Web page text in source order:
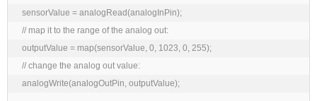
sensorValue = analogRead(analogInPin);
// map it to the range of the analog out:
outputValue = map(sensorValue, 0, 1023, 0, 255);
// change the analog out value:
analogWrite(analogOutPin, outputValue);